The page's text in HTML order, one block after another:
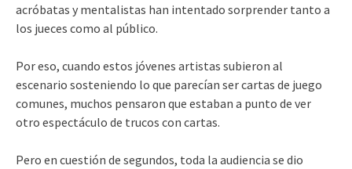
acróbatas y mentalistas han intentado sorprender tanto a
los jueces como al público.
Por eso, cuando estos jóvenes artistas subieron al
escenario sosteniendo lo que parecían ser cartas de juego
comunes, muchos pensaron que estaban a punto de ver
otro espectáculo de trucos con cartas.
Pero en cuestión de segundos, toda la audiencia se dio